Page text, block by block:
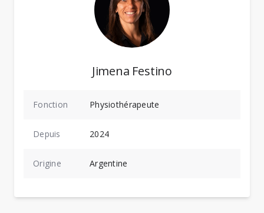
Jimena Festino
Fonction Physiothérapeute
Depuis 2024
Origine Argentine